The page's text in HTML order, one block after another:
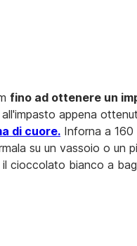
fino ad ottenere un
appena
di cuore. Inforna a
su un vassoio o un
cioccolato bianco a